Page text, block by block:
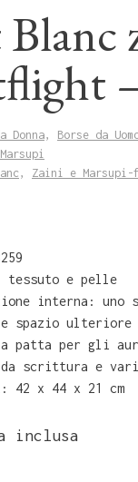
Donna, Borse da
, Zaini e Marsupi-
tessuto e pelle
interna: uno
spazio ulteriore
patta per gli
scrittura e
42 x 44 x 21 cm
inclusa